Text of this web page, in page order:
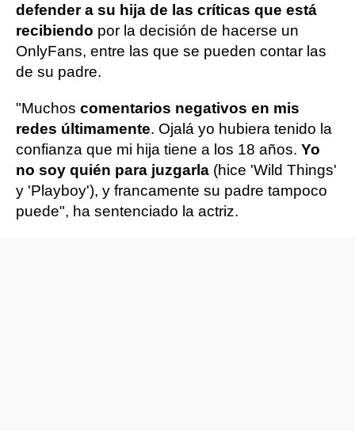
defender a su hija de las críticas que está
recibiendo por la decisión de hacerse un
OnlyFans, entre las que se pueden contar las
de su padre.
"Muchos comentarios negativos en mis
redes últimamente. Ojalá yo hubiera tenido la
confianza que mi hija tiene a los 18 años. Yo
no soy quién para juzgarla (hice 'Wild Things'
y 'Playboy'), y francamente su padre tampoco
puede", ha sentenciado la actriz.